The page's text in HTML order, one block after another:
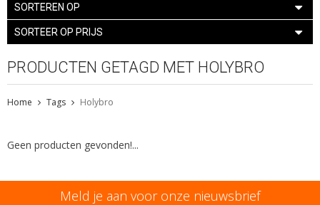
SORTEREN OP
SORTEER OP PRIJS
PRODUCTEN GETAGD MET HOLYBRO
Home Tags Holybro
Geen producten gevonden!...
Meld je aan voor onze nieuwsbrief